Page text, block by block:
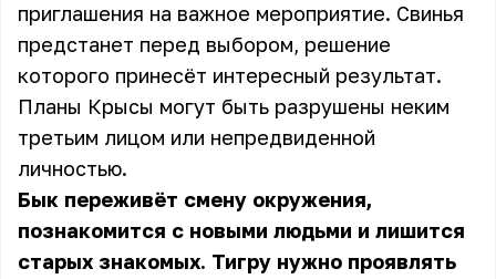
приглашения на важное мероприятие. Свинья
предстанет перед выбором, решение
которого принесёт интересный результат.
Планы Крысы могут быть разрушены неким
третьим лицом или непредвиденной
личностью.
Бык переживёт смену окружения,
познакомится с новыми людьми и лишится
старых знакомых. Тигру нужно проявлять